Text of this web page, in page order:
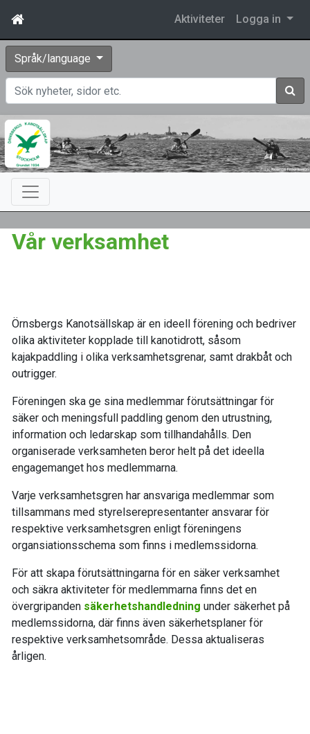
Aktiviteter Logga in
Språk/language
Sök
Vår verksamhet
Örnsbergs Kanotsällskap är en ideell förening och bedriver
olika aktiviteter kopplade till kanotidrott, såsom
kajakpaddling i olika verksamhetsgrenar, samt drakbåt och
outrigger.
Föreningen ska ge sina medlemmar förutsättningar för
säker och meningsfull paddling genom den utrustning,
information och ledarskap som tillhandahålls. Den
organiserade verksamheten beror helt på det ideella
engagemanget hos medlemmarna.
Varje verksamhetsgren har ansvariga medlemmar som
tillsammans med styrelserepresentanter ansvarar för
respektive verksamhetsgren enligt föreningens
organsiationsschema som finns i medlemssidorna.
För att skapa förutsättningarna för en säker verksamhet
och säkra aktiviteter för medlemmarna finns det en
övergripanden säkerhetshandledning under säkerhet på
medlemssidorna, där finns även säkerhetsplaner för
respektive verksamhetsområde. Dessa aktualiseras
årligen.